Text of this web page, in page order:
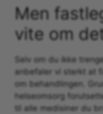
Men
vite om
Selv om du ikke
anbefaler vi sterkt at
om behandlingen.
helseomsorg
til alle medisiner du